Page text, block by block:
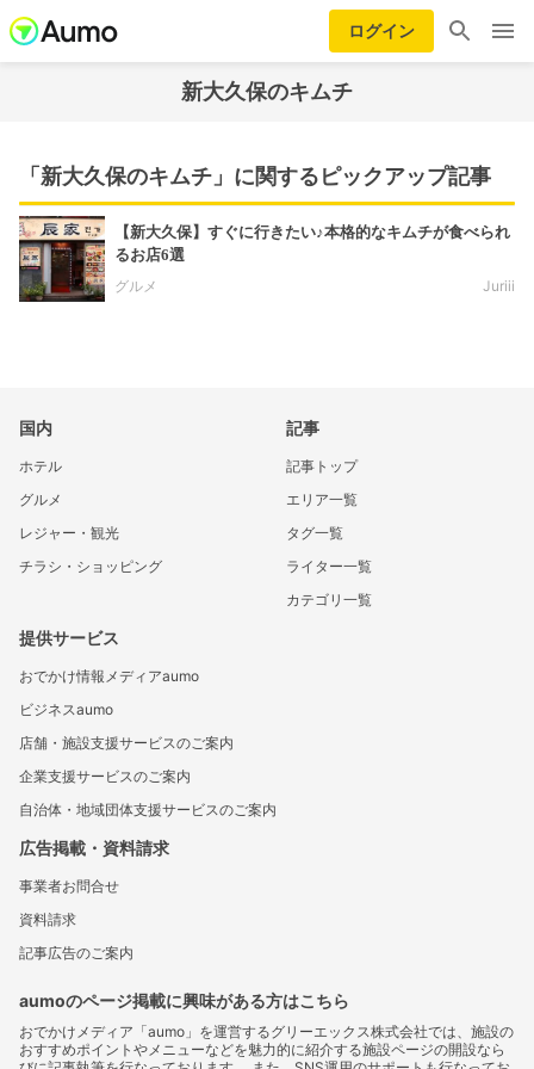
ログイン
新大久保のキムチ
「新大久保のキムチ」に関するピックアップ記事
【新大久保】すぐに行きたい♪本格的なキムチが食べられ
るお店6選
グルメ
Juriii
国内
ホテル
グルメ
レジャー・観光
チラシ・ショッピング
記事
記事トップ
エリア一覧
タグ一覧
ライター一覧
カテゴリ一覧
提供サービス
おでかけ情報メディアaumo
ビジネスaumo
店舗・施設支援サービスのご案内
企業支援サービスのご案内
自治体・地域団体支援サービスのご案内
広告掲載・資料請求
事業者お問合せ
資料請求
記事広告のご案内
aumoのページ掲載に興味がある方はこちら
おでかけメディア「aumo」を運営するグリーエックス株式会社では、施設の
おすすめポイントやメニューなどを魅力的に紹介する施設ページの開設なら